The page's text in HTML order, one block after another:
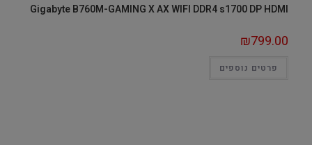
Gigabyte B760M-GAMING X AX WIFI DDR4 s1700 DP HDMI
₪799.00
פרטים נוספים